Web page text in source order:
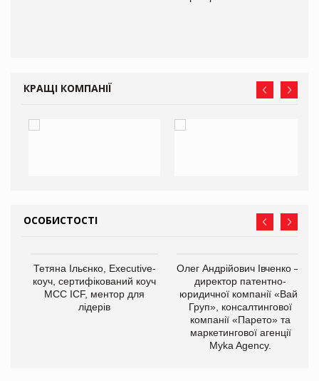
КРАЩІ КОМПАНІЇ
ОСОБИСТОСТІ
Тетяна Ільєнко, Executive-
коуч, сертифікований коуч
МСС ICF, ментор для
лідерів
Олег Андрійович Івченко —
директор патентно-
юридичної компанії «Вайз
Груп», консалтингової
компанії «Парето» та
маркетингової агенції
Myka Agency.